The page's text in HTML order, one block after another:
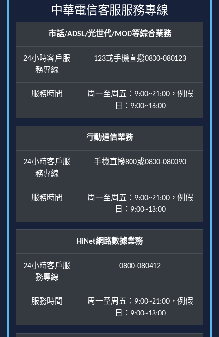
中華電信客服服務專線
市話/ADSL/光世代/MOD等綜合業務
24小時客戶服
務專線
123或手機直撥0800-080123
服務時間
周一至周五：9:00~21:00，例假
日：9:00~18:00
行動通信業務
24小時客戶服
務專線
手機直撥800或0800-080090
服務時間
周一至周五：9:00~21:00，例假
日：9:00~18:00
HiNet網路數據業務
24小時客戶服
務專線
0800-080412
服務時間
周一至周五：9:00~21:00，例假
日：9:00~18:00